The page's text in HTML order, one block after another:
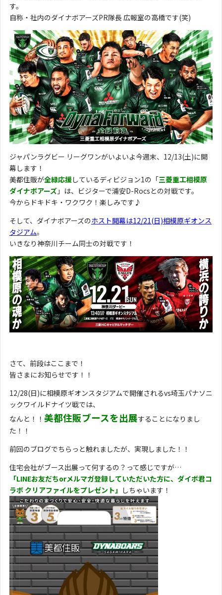
す。
自称・社内のダイナボアーズPR隊長 広報室の高橋です(笑)
ジャパンラグビー リーグワンがいよいよ今週末、12/13(土)に開
幕します！
美都住販が全緑応援しているディビジョン1の「三菱重工相模原
ダイナボアーズ」は、ビジターで浦安D-Rocsとの対戦です。
今からドキドキ・ワクワク！楽しみです♪
そして、ダイナボアーズのホスト開幕は12/21(日)相模原ギオンス
タジアム。
いきなり神奈川チーム同士の対戦です！
さて、前段はここまで！
皆さまにお知らせです！！
12/28(日)に相模原ギオンスタジアムで開催されるvs埼玉パナソニ
ックワイルドナイツ戦では、
なんと！！ 美都住販ブースを出展することになりまし
た！！
前回のブログでちらっと触れましたが、実現しました！！
住宅会社がブース出展って何するの？って感じですが…
「LINEお友だちorメルマガ登録していただいた方に、ダイボ君コ
ラボ クリアファイルをプレゼント」 しちゃいます！